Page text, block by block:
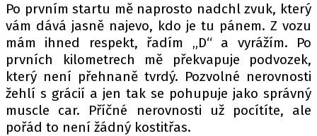
Po prvním startu mě naprosto nadchl zvuk, který
vám dává jasně najevo, kdo je tu pánem. Z vozu
mám ihned respekt, řadím „D“ a vyrážím. Po
prvních kilometrech mě překvapuje podvozek,
který není přehnaně tvrdý. Pozvolné nerovnosti
žehlí s grácií a jen tak se pohupuje jako správný
muscle car. Příčné nerovnosti už pocítíte, ale
pořád to není žádný kostitřas.